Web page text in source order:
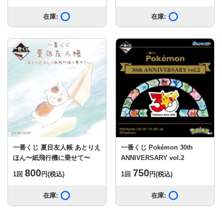
在庫: 在庫:
一番くじ 夏目友人帳 あとりえ
ほん〜紙飛行機に乗せて〜
1回 800円(税込)
在庫:
一番くじ Pokémon 30th
ANNIVERSARY vol.2
1回 750円(税込)
在庫: